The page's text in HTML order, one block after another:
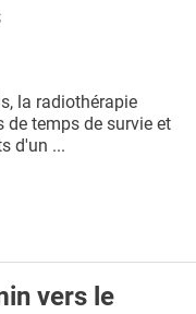
la radiothérapie
de temps de survie et
d'un ...
vers le